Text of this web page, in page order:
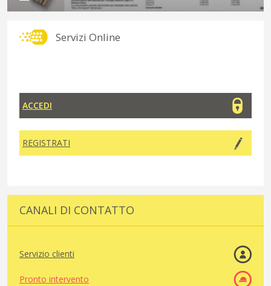
Servizi Online
ACCEDI
REGISTRATI
CANALI DI CONTATTO
Servizio clienti
Pronto intervento